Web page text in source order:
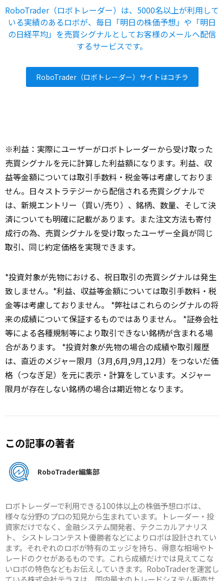
RoboTrader（ロボトレーダー）は、5000名以上が利用して
いる実績のあるロボが、毎日「明日の株価予想」や「明日
の日経平均」を売買シグナルとしてお客様のメールへ配信
するサービスです。
RoboTrader（ロボトレーダー）サイトはコチラ
※利益：実際にユーザーがロボトレーダーから受け取った
売買シグナルを元に計算した利益額になります。利益、収
益等金額については取引手数料・税金等は考慮しておりま
せん。日々ストラテジーから配信される売買シグナルで
は、新規エントリー（買い/売り）、銘柄、数量、そして決
済についても明確に記載があります。また注文方法も寄付
成行の為、売買シグナルを受け取ったユーザー全員が同じ
取引、同じ約定価格を実現できます。
*投資対象が先物における、祝日取引の売買シグナルは発生
致しません。*利益、収益等金額については取引手数料・税
金等は考慮しておりません。 *弊社はこれらのシグナルの将
来の成績について保証するものではありません。 *証券会社
等による各種規制等により取引できない銘柄が含まれる場
合があります。 *投資対象が先物の場合の成績や取引履歴
は、直近のメジャー限月（3月,6月,9月,12月）をつないだ価
格（つなぎ足）を元に表示・計算をしています。メジャー
限月が存在しない銘柄の場合は期近物となります。
この記事の著者
RoboTrader編集部
ロボトレーダーで利用できる100体以上の株価予想ロボは、
様々な分野のプロの知見から生まれています。トレーダー・投
資家だけでなく、金融システム開発者、テクニカルアナリス
ト、 シストレコンテスト優勝者などによりロボは設計されてい
ます。それぞれのロボが特有のエッジを持ち、得意な相場やト
レードのクセがあるものです。これら成績だけでは見えてこな
いロボの特色などもお伝えしていきます。RoboTraderを運営し